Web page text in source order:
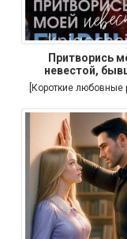
Притворись
невестой,
[Короткие любовные